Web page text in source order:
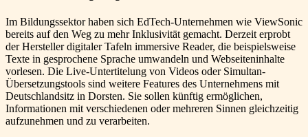
Im Bildungssektor haben sich EdTech-Unternehmen wie ViewSonic
bereits auf den Weg zu mehr Inklusivität gemacht. Derzeit erprobt
der Hersteller digitaler Tafeln immersive Reader, die beispielsweise
Texte in gesprochene Sprache umwandeln und Webseiteninhalte
vorlesen. Die Live-Untertitelung von Videos oder Simultan-
Übersetzungstools sind weitere Features des Unternehmens mit
Deutschlandsitz in Dorsten. Sie sollen künftig ermöglichen,
Informationen mit verschiedenen oder mehreren Sinnen gleichzeitig
aufzunehmen und zu verarbeiten.